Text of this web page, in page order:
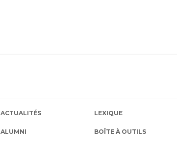
ACTUALITÉS LEXIQUE
ALUMNI BOÎTE À OUTILS